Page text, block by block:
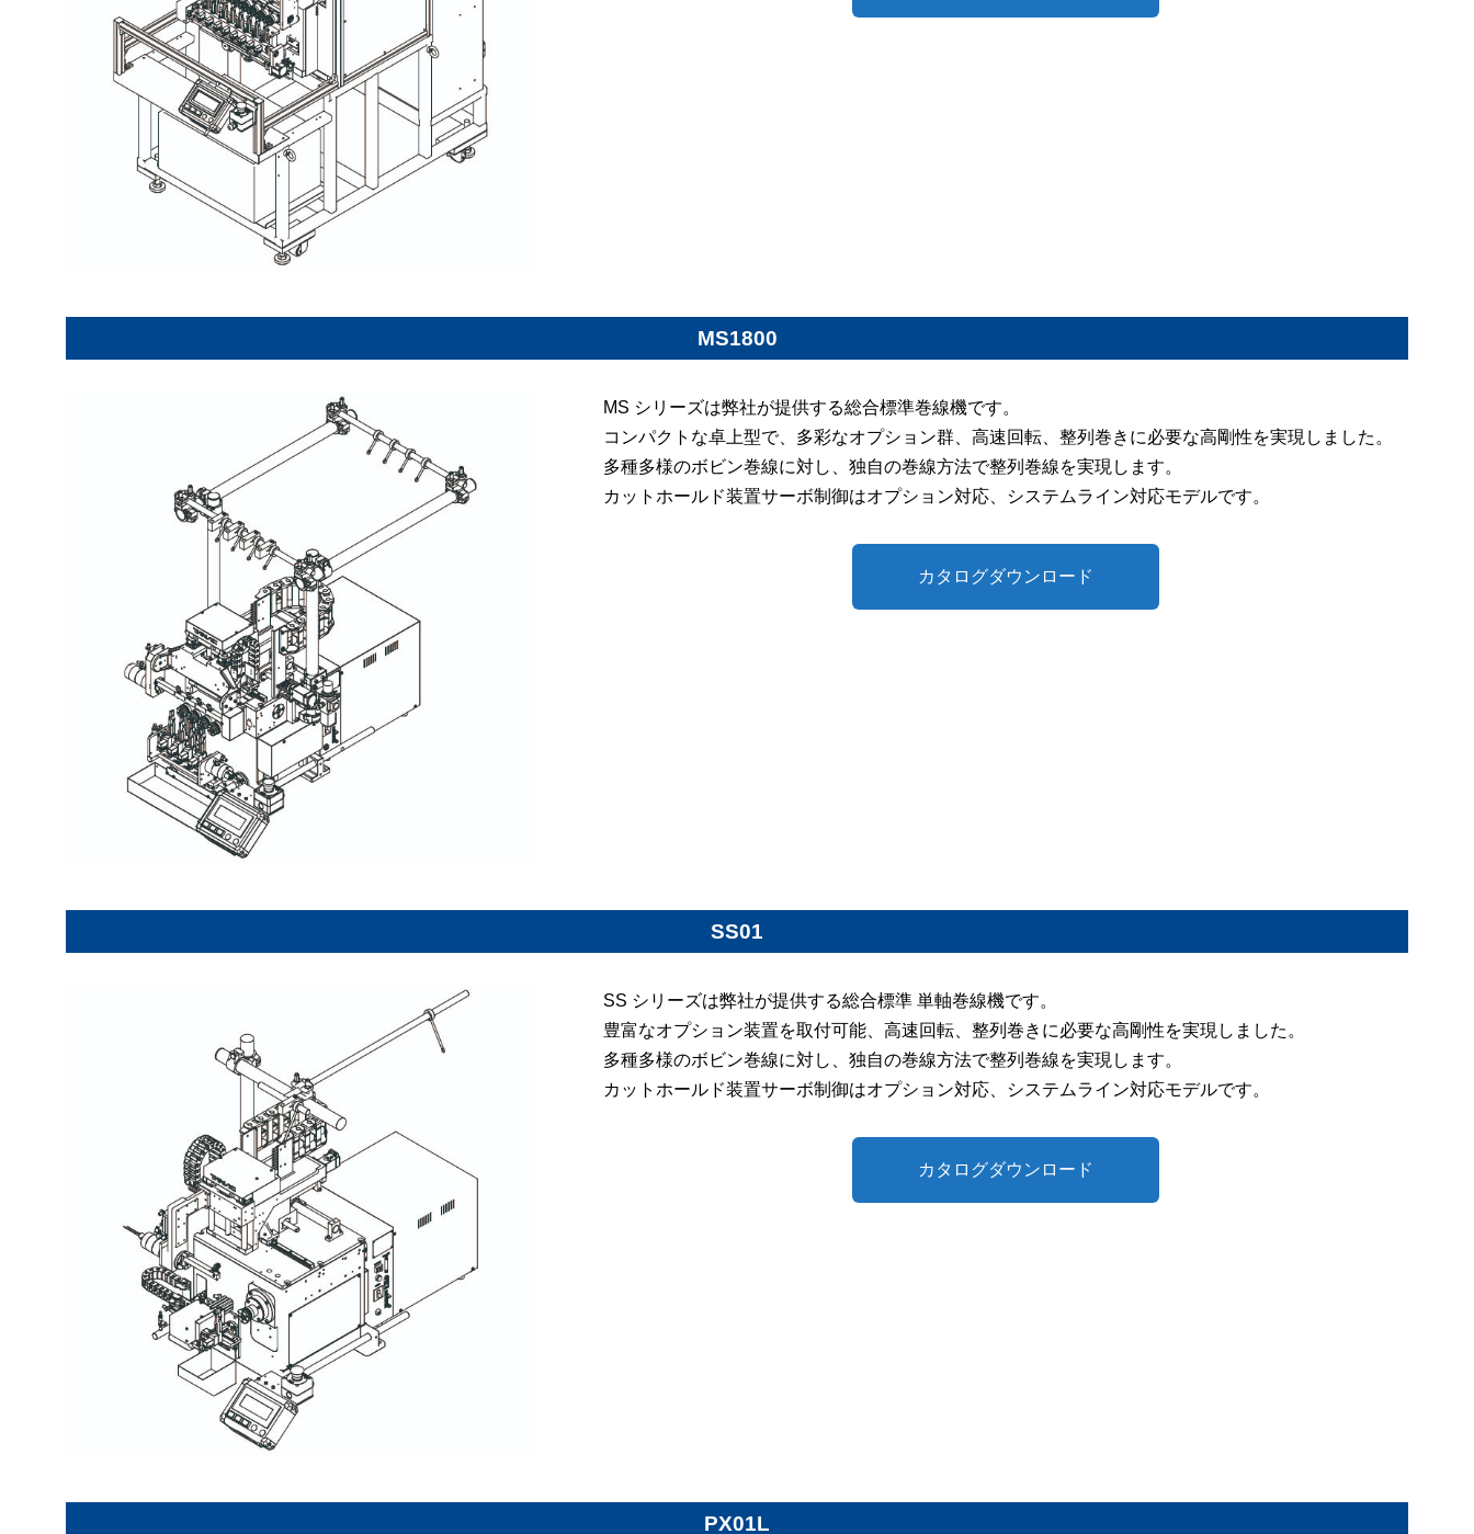
MS1800
MS シリーズは弊社が提供する総合標準巻線機です。
コンパクトな卓上型で、多彩なオプション群、高速回転、整列巻きに必要な高剛性を実現しました。
多種多様のボビン巻線に対し、独自の巻線方法で整列巻線を実現します。
カットホールド装置サーボ制御はオプション対応、システムライン対応モデルです。
カタログダウンロード
SS01
SS シリーズは弊社が提供する総合標準 単軸巻線機です。
豊富なオプション装置を取付可能、高速回転、整列巻きに必要な高剛性を実現しました。
多種多様のボビン巻線に対し、独自の巻線方法で整列巻線を実現します。
カットホールド装置サーボ制御はオプション対応、システムライン対応モデルです。
カタログダウンロード
PX01L